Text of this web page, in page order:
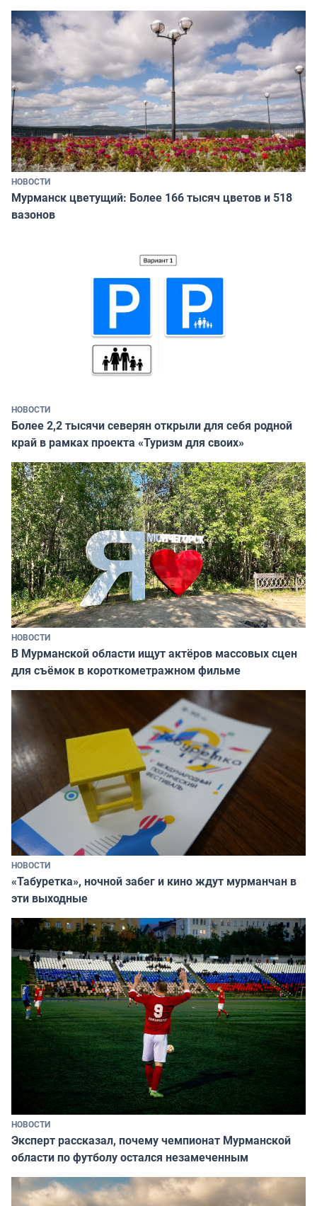
НОВОСТИ
Мурманск цветущий: Более 166 тысяч цветов и 518
вазонов
НОВОСТИ
Более 2,2 тысячи северян открыли для себя родной
край в рамках проекта «Туризм для своих»
НОВОСТИ
В Мурманской области ищут актёров массовых сцен
для съёмок в короткометражном фильме
НОВОСТИ
«Табуретка», ночной забег и кино ждут мурманчан в
эти выходные
НОВОСТИ
Эксперт рассказал, почему чемпионат Мурманской
области по футболу остался незамеченным